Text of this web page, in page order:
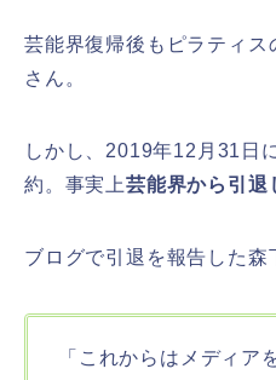
芸能界復帰後もピラティ
さん。
しかし、2019年12月31日
約。事実上芸能界から引退
ブログで引退を報告した森
「これからはメディア